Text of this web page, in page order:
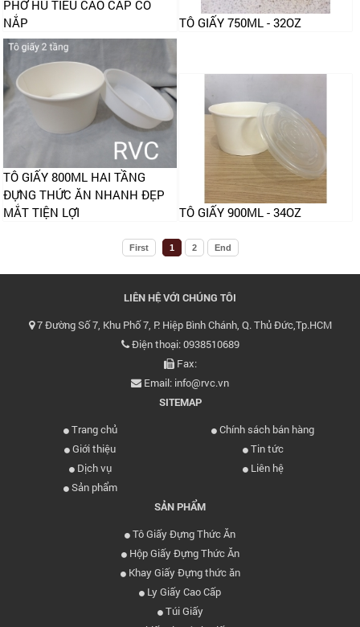
PHỞ HỦ TIẾU CAO CẤP CÓ
NẮP
TÔ GIẤY 750ML - 32OZ
TÔ GIẤY 800ML HAI TẦNG
ĐỰNG THỨC ĂN NHANH ĐẸP
MẮT TIỆN LỢI
TÔ GIẤY 900ML - 34OZ
First 1 2 End
LIÊN HỆ VỚI CHÚNG TÔI
7 Đường Số 7, Khu Phố 7, P. Hiệp Bình Chánh, Q. Thủ Đức,Tp.HCM
Điện thoại: 0938510689
Fax:
Email: info@rvc.vn
SITEMAP
Trang chủ
Chính sách bán hàng
Giới thiệu
Tin tức
Dịch vụ
Liên hệ
Sản phẩm
SẢN PHẨM
Tô Giấy Đựng Thức Ăn
Hộp Giấy Đựng Thức Ăn
Khay Giấy Đựng thức ăn
Ly Giấy Cao Cấp
Túi Giấy